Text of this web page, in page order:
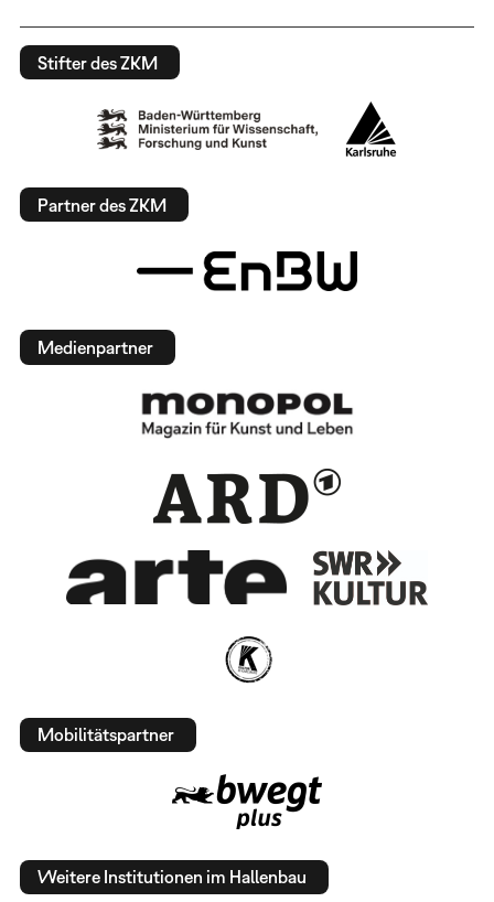
Stifter des ZKM
Partner des ZKM
Medienpartner
Mobilitätspartner
Weitere Institutionen im Hallenbau